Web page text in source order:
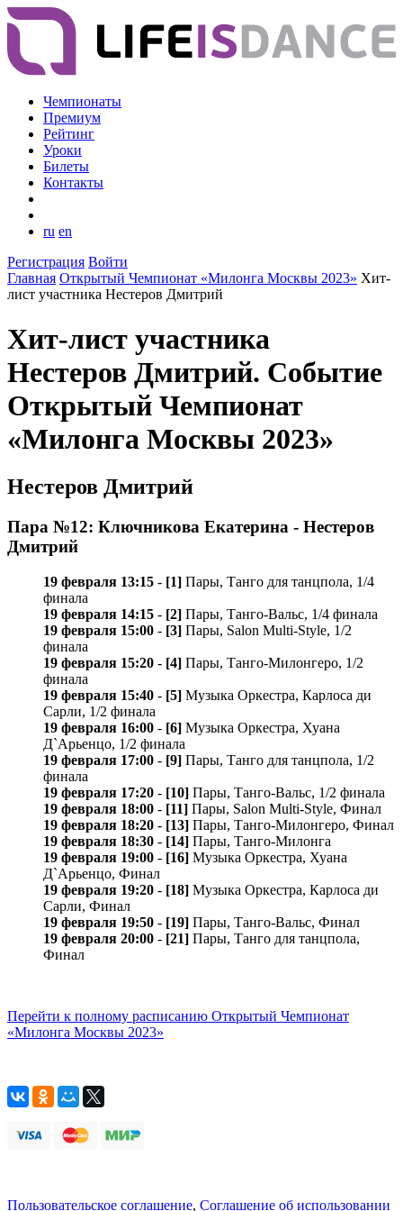
Чемпионаты
Премиум
Рейтинг
Уроки
Билеты
Контакты
ru en
Регистрация Войти
Главная Открытый Чемпионат «Милонга Москвы 2023» Хит-
лист участника Нестеров Дмитрий
Хит-лист участника
Нестеров Дмитрий. Событие
Открытый Чемпионат
«Милонга Москвы 2023»
Нестеров Дмитрий
Пара №12: Ключникова Екатерина - Нестеров
Дмитрий
19 февраля 13:15 - [1] Пары, Танго для танцпола, 1/4
финала
19 февраля 14:15 - [2] Пары, Танго-Вальс, 1/4 финала
19 февраля 15:00 - [3] Пары, Salon Multi-Style, 1/2
финала
19 февраля 15:20 - [4] Пары, Танго-Милонгеро, 1/2
финала
19 февраля 15:40 - [5] Музыка Оркестра, Карлосa ди
Сарли, 1/2 финала
19 февраля 16:00 - [6] Музыка Оркестра, Хуана
Д`Арьенцо, 1/2 финала
19 февраля 17:00 - [9] Пары, Танго для танцпола, 1/2
финала
19 февраля 17:20 - [10] Пары, Танго-Вальс, 1/2 финала
19 февраля 18:00 - [11] Пары, Salon Multi-Style, Финал
19 февраля 18:20 - [13] Пары, Танго-Милонгеро, Финал
19 февраля 18:30 - [14] Пары, Танго-Милонга
19 февраля 19:00 - [16] Музыка Оркестра, Хуана
Д`Арьенцо, Финал
19 февраля 19:20 - [18] Музыка Оркестра, Карлосa ди
Сарли, Финал
19 февраля 19:50 - [19] Пары, Танго-Вальс, Финал
19 февраля 20:00 - [21] Пары, Танго для танцпола,
Финал
Перейти к полному расписанию Открытый Чемпионат
«Милонга Москвы 2023»
Пользовательское соглашение, Соглашение об использовании